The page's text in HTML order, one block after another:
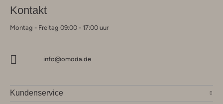
Kontakt
Montag - Freitag 09:00 - 17:00 uur
info@omoda.de
Kundenservice